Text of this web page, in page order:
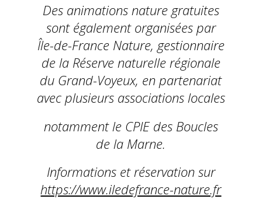
Des animations nature gratuites
sont également organisées par
Île-de-France Nature, gestionnaire
de la Réserve naturelle régionale
du Grand-Voyeux, en partenariat
avec plusieurs associations locales
notamment le CPIE des Boucles
de la Marne.
Informations et réservation sur
https://www.iledefrance-nature.fr